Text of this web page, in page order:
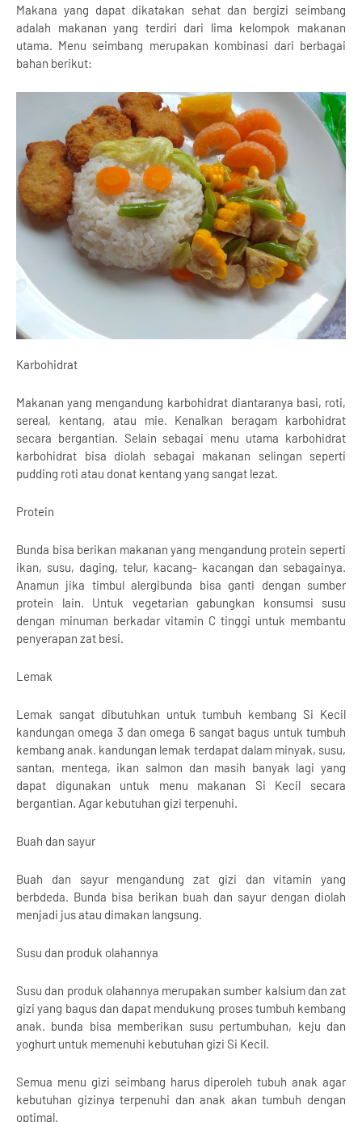
Makana yang dapat dikatakan sehat dan bergizi seimbang
adalah makanan yang terdiri dari lima kelompok makanan
utama. Menu seimbang merupakan kombinasi dari berbagai
bahan berikut:
Karbohidrat
Makanan yang mengandung karbohidrat diantaranya basi, roti,
sereal, kentang, atau mie. Kenalkan beragam karbohidrat
secara bergantian. Selain sebagai menu utama karbohidrat
karbohidrat bisa diolah sebagai makanan selingan seperti
pudding roti atau donat kentang yang sangat lezat.
Protein
Bunda bisa berikan makanan yang mengandung protein seperti
ikan, susu, daging, telur, kacang- kacangan dan sebagainya.
Anamun jika timbul alergibunda bisa ganti dengan sumber
protein lain. Untuk vegetarian gabungkan konsumsi susu
dengan minuman berkadar vitamin C tinggi untuk membantu
penyerapan zat besi.
Lemak
Lemak sangat dibutuhkan untuk tumbuh kembang Si Kecil
kandungan omega 3 dan omega 6 sangat bagus untuk tumbuh
kembang anak. kandungan lemak terdapat dalam minyak, susu,
santan, mentega, ikan salmon dan masih banyak lagi yang
dapat digunakan untuk menu makanan Si Kecil secara
bergantian. Agar kebutuhan gizi terpenuhi.
Buah dan sayur
Buah dan sayur mengandung zat gizi dan vitamin yang
berbdeda. Bunda bisa berikan buah dan sayur dengan diolah
menjadi jus atau dimakan langsung.
Susu dan produk olahannya
Susu dan produk olahannya merupakan sumber kalsium dan zat
gizi yang bagus dan dapat mendukung proses tumbuh kembang
anak. bunda bisa memberikan susu pertumbuhan, keju dan
yoghurt untuk memenuhi kebutuhan gizi Si Kecil.
Semua menu gizi seimbang harus diperoleh tubuh anak agar
kebutuhan gizinya terpenuhi dan anak akan tumbuh dengan
optimal.